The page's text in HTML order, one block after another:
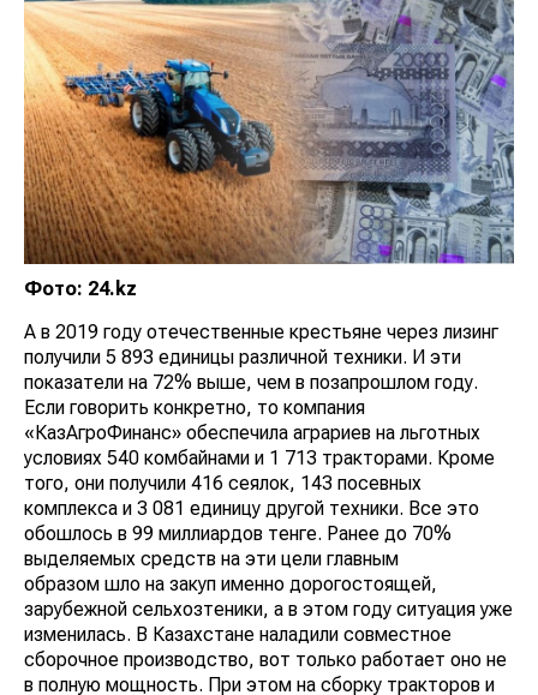
Фото: 24.kz
А в 2019 году отечественные крестьяне через лизинг
получили 5 893 единицы различной техники. И эти
показатели на 72% выше, чем в позапрошлом году.
Если говорить конкретно, то компания
«КазАгроФинанс» обеспечила аграриев на льготных
условиях 540 комбайнами и 1 713 тракторами. Кроме
того, они получили 416 сеялок, 143 посевных
комплекса и 3 081 единицу другой техники. Все это
обошлось в 99 миллиардов тенге. Ранее до 70%
выделяемых средств на эти цели главным
образом шло на закуп именно дорогостоящей,
зарубежной сельхозтеники, а в этом году ситуация уже
изменилась. В Казахстане наладили совместное
сборочное производство, вот только работает оно не
в полную мощность. При этом на сборку тракторов и